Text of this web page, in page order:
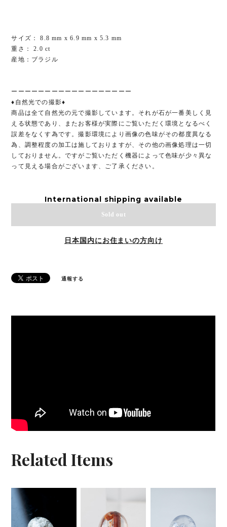
サイズ： 8.8 mm x 6.9 mm x 5.3 mm
重さ： 2.0 ct
産地：ブラジル
ーーーーーーーーーーーーーーーーーー
♦︎自然光での撮影♦︎
商品は全て自然光の元で撮影しています。それが石が一番美しく見
える状態であり、またお客様が実際にご覧いただく環境となるべく
誤差をなくす為です。撮影環境により画像の色味がその都度異なる
為、調整程度の加工は施しておりますが、その他の画像処理は一切
しておりません。ですがご覧いただく機器によって色味が少々異な
って見える場合がございます、ご了承ください。
International shipping available
Sold out
日本国内にお住まいの方向け
通報する
Related Items